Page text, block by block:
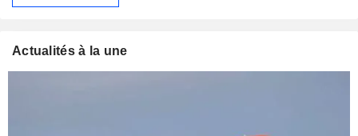
Actualités à la une